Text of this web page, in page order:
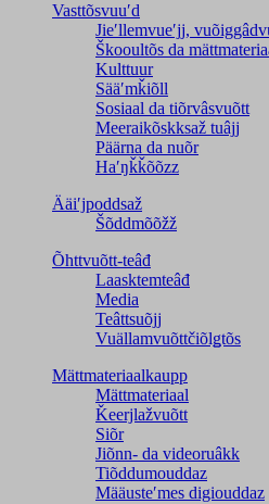
Vasttõsvuuʹd
Jieʹllemvueʹjj,
Škooultõs da
Kulttuur
Sääʹmǩiõll
Sosiaal da tiõrvâsvuõtt
Meeraikõskksaž tuâjj
Päärna da nuõr
Haʹŋǩǩõõzz
Ääiʹjpoddsaž
Šõddmõõžž
Õhttvuõtt-teâđ
Laasktemteâđ
Media
Teâttsuõjj
Vuällamvuõttčiõlǥtõs
Mättmateriaalkaupp
Mättmateriaal
Ǩeerjlažvuõtt
Siõr
Jiõnn- da videoruâkk
Tiõddumouddaz
Määusteʹmes digiouddaz